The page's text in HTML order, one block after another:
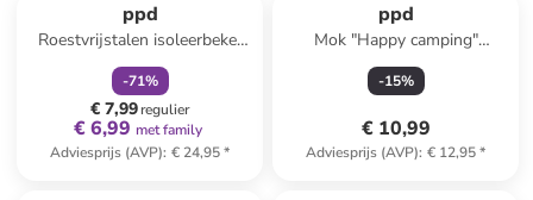
ppd
Roestvrijstalen isoleerbeker
"Scandic" zilverkleurig - 400
ml
-71%
€ 7,99regulier
€ 6,99 met family
Adviesprijs (AVP): € 24,95*
ppd
Mok "Happy camping"
lichtblauw - 400 ml
-15%
€ 10,99
Adviesprijs (AVP): € 12,95*